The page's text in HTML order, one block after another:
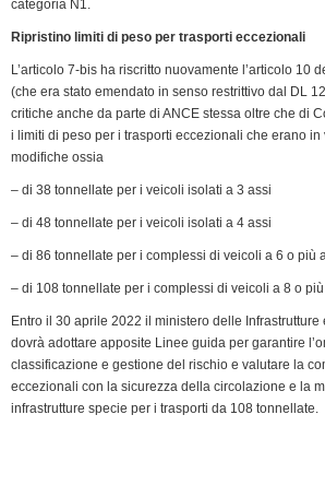
n
d
l
y
categoria N1.
Ripristino limiti di peso per trasporti eccezionali
L’articolo 7-bis ha riscritto nuovamente l’articolo 10
(che era stato emendato in senso restrittivo dal DL
critiche anche da parte di ANCE stessa oltre che di
i limiti di peso per i trasporti eccezionali che erano
modifiche ossia
– di 38 tonnellate per i veicoli isolati a 3 assi
– di 48 tonnellate per i veicoli isolati a 4 assi
– di 86 tonnellate per i complessi di veicoli a 6 o più
– di 108 tonnellate per i complessi di veicoli a 8 o
Entro il 30 aprile 2022 il ministero delle
dovrà adottare apposite Linee guida per garantire
classificazione e gestione del rischio e valutare la
eccezionali con la sicurezza della circolazione e la
infrastrutture specie per i trasporti da 108 tonnellate.